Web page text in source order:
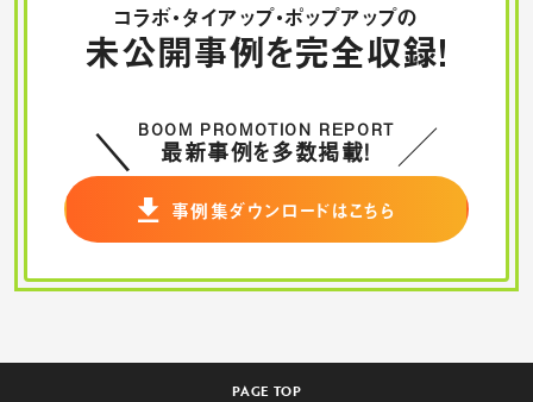
コラボ・タイアップ・ポップアップの
未公開事例を完全収録！
BOOM PROMOTION REPORT
最新事例を多数掲載！
事例集ダウンロードはこちら
PAGE TOP